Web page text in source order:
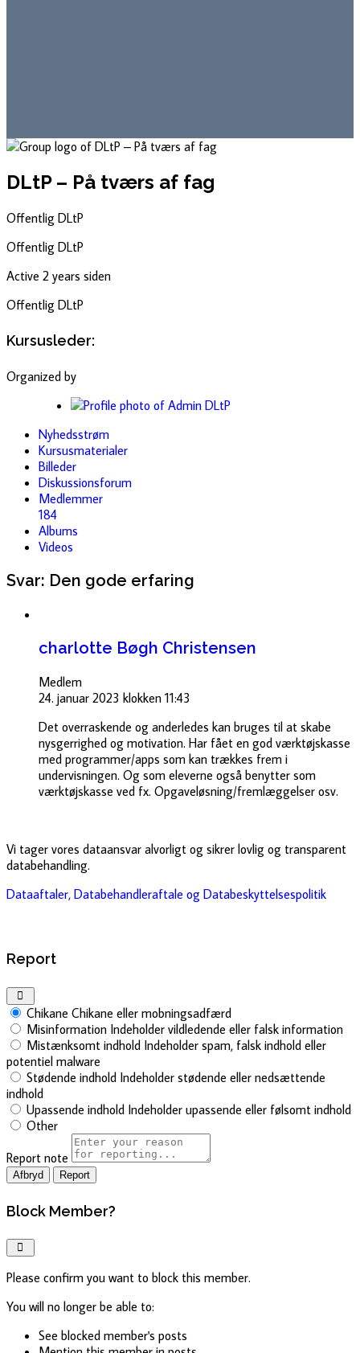
DLtP – På tværs af fag
Offentlig DLtP
Offentlig DLtP
Active 2 years siden
Offentlig DLtP
Kursusleder:
Organized by
Nyhedsstrøm
Kursusmaterialer
Billeder
Diskussionsforum
Medlemmer
184
Albums
Videos
Svar: Den gode erfaring
charlotte Bøgh Christensen
Medlem
24. januar 2023 klokken 11:43
Det overraskende og anderledes kan bruges til at skabe
nysgerrighed og motivation. Har fået en god værktøjskasse
med programmer/apps som kan trækkes frem i
undervisningen. Og som eleverne også benytter som
værktøjskasse ved fx. Opgaveløsning/fremlæggelser osv.
Vi tager vores dataansvar alvorligt og sikrer lovlig og transparent
databehandling.
Dataaftaler, Databehandleraftale og Databeskyttelsespolitik
Report
Chikane Chikane eller mobningsadfærd
Misinformation Indeholder vildledende eller falsk information
Mistænksomt indhold Indeholder spam, falsk indhold eller
potentiel malware
Stødende indhold Indeholder stødende eller nedsættende
indhold
Upassende indhold Indeholder upassende eller følsomt indhold
Other
Report note
Report
Block Member?
Please confirm you want to block this member.
You will no longer be able to:
See blocked member's posts